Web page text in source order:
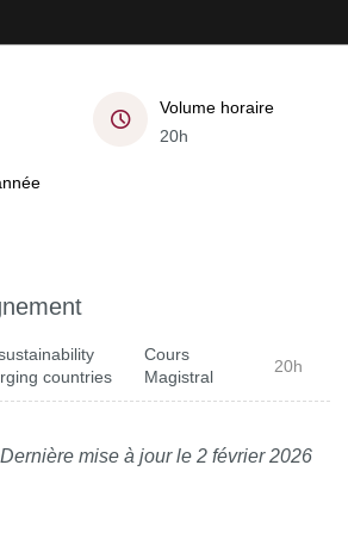
Volume horaire
20h
countries
Cours
Magistral
20h
Dernière mise à jour le 2 février 2026